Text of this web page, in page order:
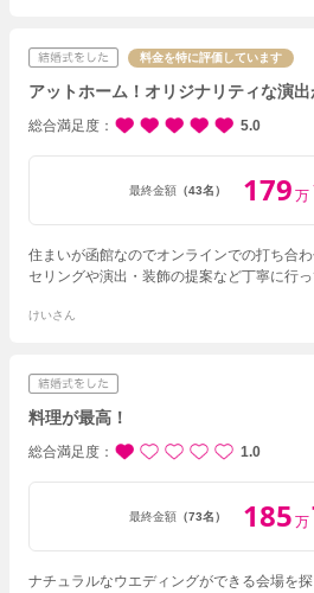
く、とても安心してやり取りが出来たと思い
り手取り足取りレクチャーや誘導をしてく
キについてはこちらの希望していたゲーム
だき、ゲストからもケーキの完成度の高さ
料金を特に評価しています
アットホーム！オリジナリティな演出
総合満足度 5.0
最終金額 （43名） 179 万
住まいが函館なのでオンラインでの打ち合
セリングや演出・装飾の提案など丁寧に行
スムーズにアシストしていただけたのも安
た。定番のケーキカットをしない代わりに
が、デザート一つ一つが大変美味しく
達も楽しめる 内容の物があったのも良かった
けいさん
料理が最高！
総合満足度 1.0
最終金額 （73名） 185 万
ナチュラルなウエディングができる会場を